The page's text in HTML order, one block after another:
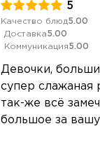
5
Качество блюд5.00
Доставка5.00
Коммуникация5.00
Девочки,
супер слажаная
так-же всё
большое за